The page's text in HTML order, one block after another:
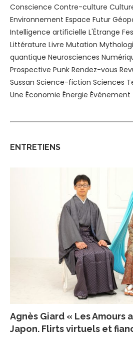
Conscience Contre-culture
Environnement Espace Futur
Intelligence artificielle L'Étrange
Littérature Livre Mutation
quantique Neurosciences
Prospective Punk Rendez-vous
Sussan Science-fiction Sciences
Une Économie Énergie Évènement
ENTRETIENS
Agnès Giard « Les Amours
Japon. Flirts virtuels et